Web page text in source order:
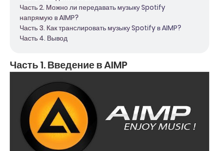
Часть 2. Можно ли передавать музыку Spotify
напрямую в AIMP?
Часть 3. Как транслировать музыку Spotify в AIMP?
Часть 4. Вывод
Часть 1. Введение в AIMP